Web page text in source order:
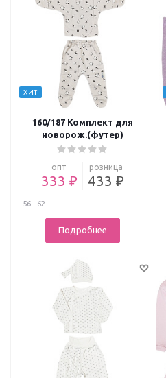
ХИТ
160/187 Комплект для
новорож.(футер)
опт
333 ₽
розница
433 ₽
56 62
Подробнее